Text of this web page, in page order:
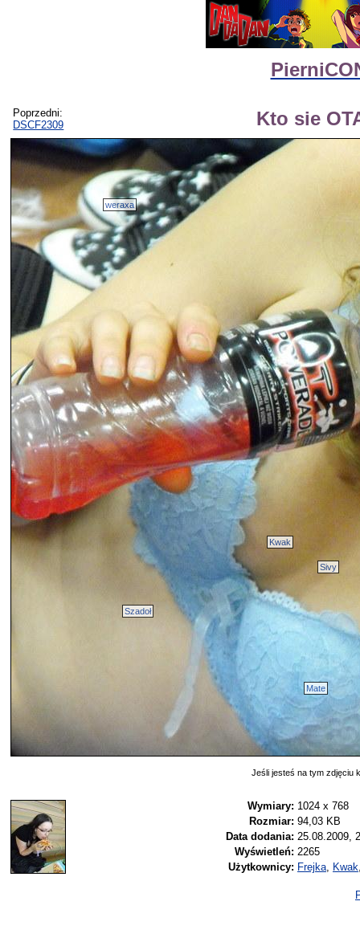
Poprzedni:
DSCF2309
Kto sie
Kwak
Mate
Sivy
Szadoł
weraxa
Jeśli jesteś na tym zdjęciu
Wymiary: 1024 x 768
Rozmiar: 94,03 KB
Data dodania: 25.08.2009,
Wyświetleń: 2265
Użytkownicy: Frejka Kwak